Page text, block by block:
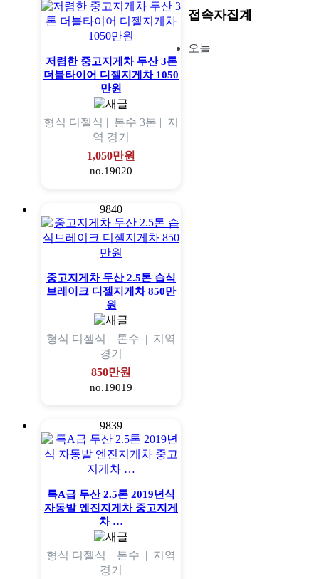
저렴한 중고지게차 두산 3톤
더블타이어 디젤지게차 1050
만원
형식 디젤식 | 톤수 3톤 | 지
역 경기
1,050만원
no.19020
9840
중고지게차 두산 2.5톤 습식
브레이크 디젤지게차 850만
원
형식 디젤식 | 톤수 | 지역
경기
850만원
no.19019
9839
특A급 두산 2.5톤 2019년식
자동발 엔진지게차 중고지게
차 …
형식 디젤식 | 톤수 | 지역
경기
접속자집계
오늘